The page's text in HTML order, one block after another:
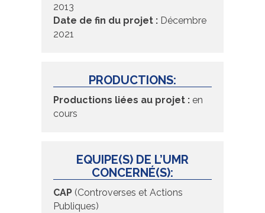
2013
Date de fin du projet : Décembre
2021
PRODUCTIONS:
Productions liées au projet : en
cours
EQUIPE(S) DE L’UMR
CONCERNÉ(S):
CAP (Controverses et Actions
Publiques)